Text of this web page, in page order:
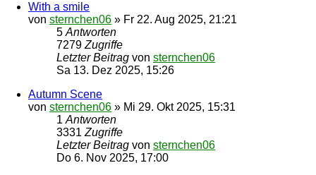
With a smile
von sternchen06 » Fr 22. Aug 2025, 21:21
5 Antworten
7279 Zugriffe
Letzter Beitrag von sternchen06
Sa 13. Dez 2025, 15:26
Autumn Scene
von sternchen06 » Mi 29. Okt 2025, 15:31
1 Antworten
3331 Zugriffe
Letzter Beitrag von sternchen06
Do 6. Nov 2025, 17:00